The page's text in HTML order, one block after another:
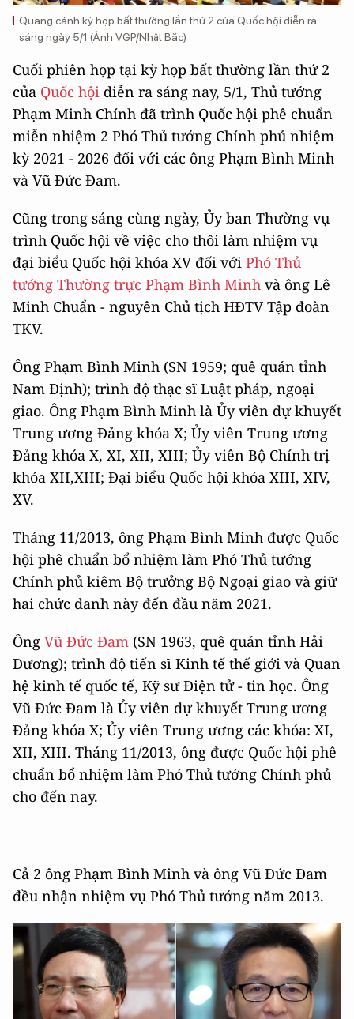
Quang cảnh kỳ họp bất thường lần thứ 2 của Quốc hội diễn ra
sáng ngày 5/1 (Ảnh VGP/Nhật Bắc)
Cuối phiên họp tại kỳ họp bất thường lần thứ 2
của Quốc hội diễn ra sáng nay, 5/1, Thủ tướng
Phạm Minh Chính đã trình Quốc hội phê chuẩn
miễn nhiệm 2 Phó Thủ tướng Chính phủ nhiệm
kỳ 2021 - 2026 đối với các ông Phạm Bình Minh
và Vũ Đức Đam.
Cũng trong sáng cùng ngày, Ủy ban Thường vụ
trình Quốc hội về việc cho thôi làm nhiệm vụ
đại biểu Quốc hội khóa XV đối với Phó Thủ
tướng Thường trực Phạm Bình Minh và ông Lê
Minh Chuẩn - nguyên Chủ tịch HĐTV Tập đoàn
TKV.
Ông Phạm Bình Minh (SN 1959; quê quán tỉnh
Nam Định); trình độ thạc sĩ Luật pháp, ngoại
giao. Ông Phạm Bình Minh là Ủy viên dự khuyết
Trung ương Đảng khóa X; Ủy viên Trung ương
Đảng khóa X, XI, XII, XIII; Ủy viên Bộ Chính trị
khóa XII,XIII; Đại biểu Quốc hội khóa XIII, XIV,
XV.
Tháng 11/2013, ông Phạm Bình Minh được Quốc
hội phê chuẩn bổ nhiệm làm Phó Thủ tướng
Chính phủ kiêm Bộ trưởng Bộ Ngoại giao và giữ
hai chức danh này đến đầu năm 2021.
Ông Vũ Đức Đam (SN 1963, quê quán tỉnh Hải
Dương); trình độ tiến sĩ Kinh tế thế giới và Quan
hệ kinh tế quốc tế, Kỹ sư Điện tử - tin học. Ông
Vũ Đức Đam là Ủy viên dự khuyết Trung ương
Đảng khóa X; Ủy viên Trung ương các khóa: XI,
XII, XIII. Tháng 11/2013, ông được Quốc hội phê
chuẩn bổ nhiệm làm Phó Thủ tướng Chính phủ
cho đến nay.
Cả 2 ông Phạm Bình Minh và ông Vũ Đức Đam
đều nhận nhiệm vụ Phó Thủ tướng năm 2013.